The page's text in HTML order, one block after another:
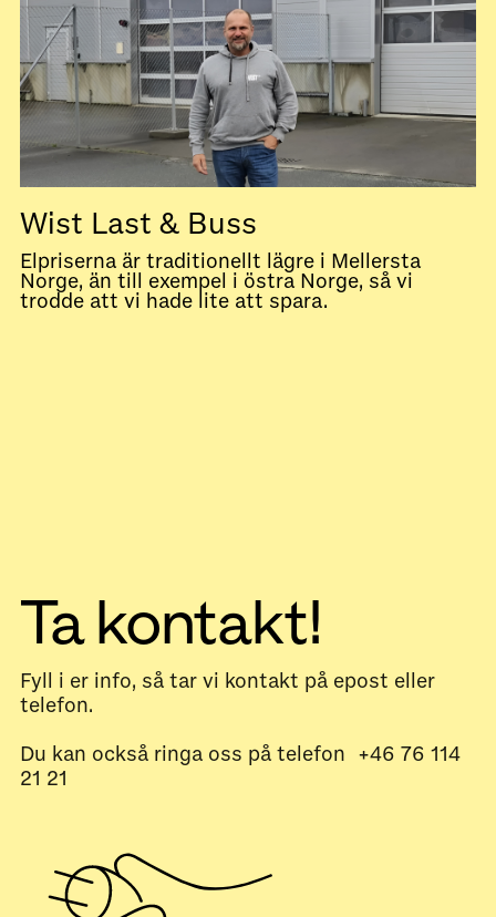
Wist Last & Buss
Elpriserna är traditionellt lägre i Mellersta
Norge, än till exempel i östra Norge, så vi
trodde att vi hade lite att spara.
Ta kontakt!
Fyll i er info, så tar vi kontakt på epost eller
telefon.
Du kan också ringa oss på telefon +46 76 114
21 21